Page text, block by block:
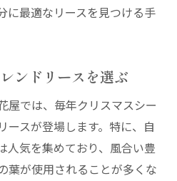
に最適なリースを見つける手
ンドリースを選ぶ
屋では、毎年クリスマスシー
ースが登場します。特に、自
人気を集めており、風合い豊
葉が使用されることが多くな